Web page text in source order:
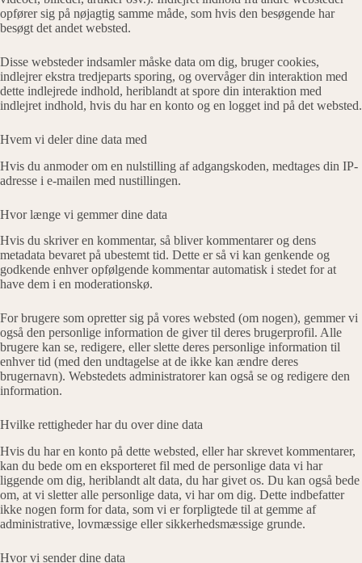
opfører sig på nøjagtig samme måde, som hvis den besøgende har
besøgt det andet websted.
Disse websteder indsamler måske data om dig, bruger cookies,
indlejrer ekstra tredjeparts sporing, og overvåger din interaktion med
dette indlejrede indhold, heriblandt at spore din interaktion med
indlejret indhold, hvis du har en konto og en logget ind på det websted.
Hvem vi deler dine data med
Hvis du anmoder om en nulstilling af adgangskoden, medtages din IP-
adresse i e-mailen med nustillingen.
Hvor længe vi gemmer dine data
Hvis du skriver en kommentar, så bliver kommentarer og dens
metadata bevaret på ubestemt tid. Dette er så vi kan genkende og
godkende enhver opfølgende kommentar automatisk i stedet for at
have dem i en moderationskø.
For brugere som opretter sig på vores websted (om nogen), gemmer vi
også den personlige information de giver til deres brugerprofil. Alle
brugere kan se, redigere, eller slette deres personlige information til
enhver tid (med den undtagelse at de ikke kan ændre deres
brugernavn). Webstedets administratorer kan også se og redigere den
information.
Hvilke rettigheder har du over dine data
Hvis du har en konto på dette websted, eller har skrevet kommentarer,
kan du bede om en eksporteret fil med de personlige data vi har
liggende om dig, heriblandt alt data, du har givet os. Du kan også bede
om, at vi sletter alle personlige data, vi har om dig. Dette indbefatter
ikke nogen form for data, som vi er forpligtede til at gemme af
administrative, lovmæssige eller sikkerhedsmæssige grunde.
Hvor vi sender dine data